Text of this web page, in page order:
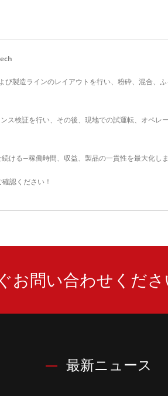
び製造ラインのレイアウトを行い、粉砕、混合、
ス検証を行い、その後、現地での試運転、オペ
続ける—稼働時間、収益、製品の一貫性を最大化し
認ください！
お問い合わせくだ
最新ニュース